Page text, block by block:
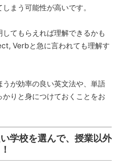
まう可能性が高いです。
てもらえれば理解できるかも
Verbと急に言われても理解す
が効率の良い英文法や、単語
りと身につけておくことをお
学校を選んで、授業以外